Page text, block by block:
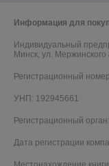
Информация для
Индивидуальный
Минск, ул. Мержинского
Регистрационный
УНП: 192945661
Регистрационный
Дата регистрации